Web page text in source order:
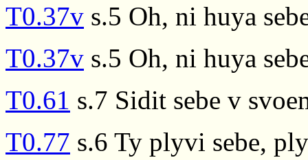
T0.37v s.5 Oh, ni huya
T0.37v s.5 Oh, ni huya
T0.61 s.7 Sidit sebe v
T0.77 s.6 Ty plyvi sebe,